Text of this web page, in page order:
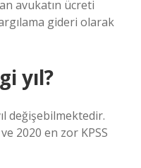
avukatın ücreti
gideri olarak
yıl?
değişebilmektedir.
2020 en zor KPSS